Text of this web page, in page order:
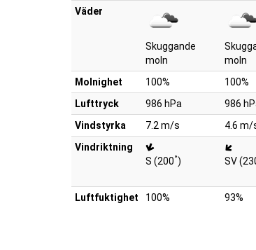
Väder
Skuggande
moln
moln
Molnighet
100% 100%
Lufttryck
986 hPa 986
Vindstyrka
7.2 m/s 4.6 m/
Vindriktning
S (200°) SV
Luftfuktighet 100% 93%